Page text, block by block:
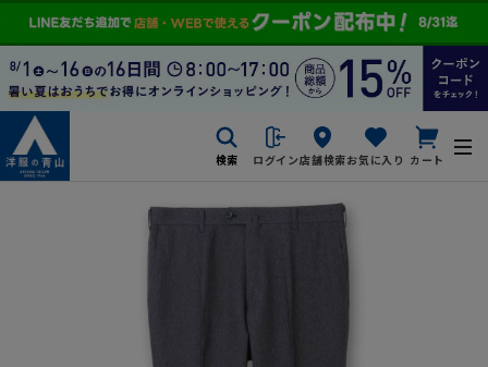
検索 ログイン店舗検索お気に入り カート